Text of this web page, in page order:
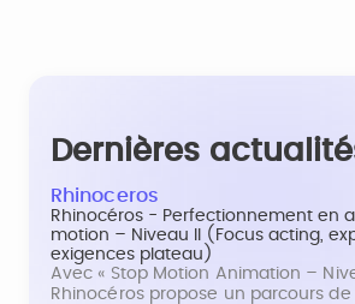
Dernières
Rhinoceros
Rhinocéros - Perfectionnement en
motion – Niveau II (Focus acting,
exigences plateau)
Avec « Stop Motion Animation –
Rhinocéros propose un parcours de